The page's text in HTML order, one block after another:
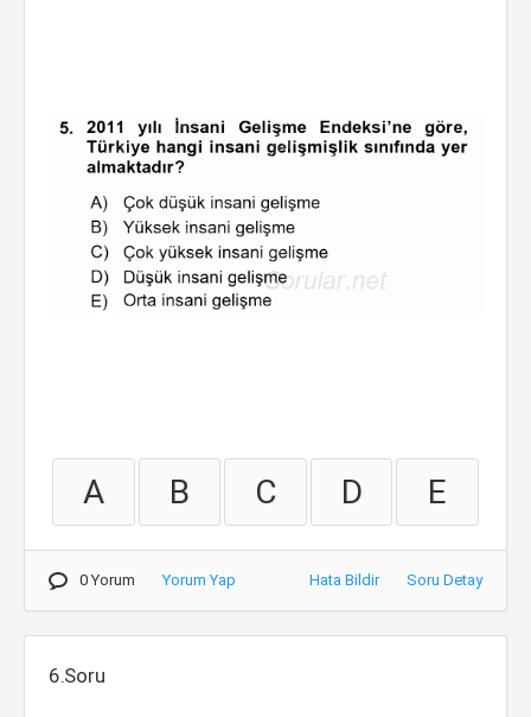
A B C D E
0 Yorum Yorum Yap Hata Bildir Soru Detay
6.Soru